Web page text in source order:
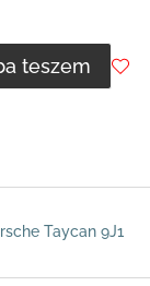
teszem
Taycan 9J1